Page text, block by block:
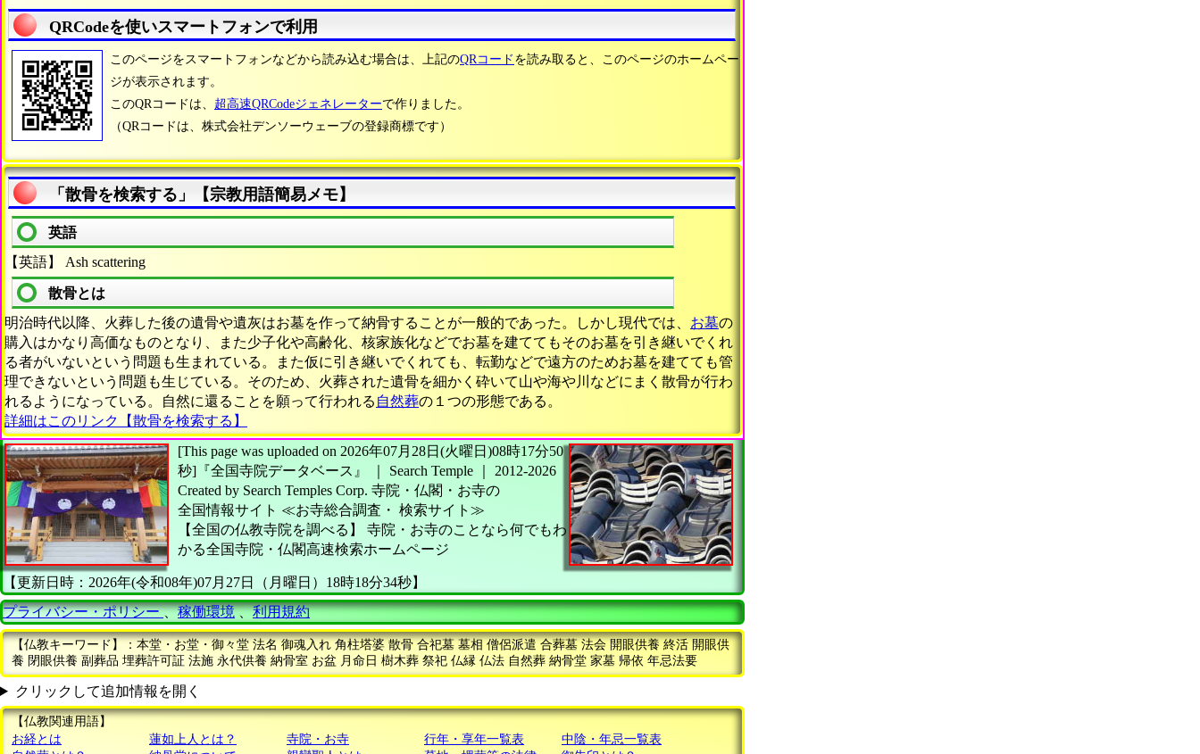
QRCodeを使いスマートフォンで利用
このページをスマートフォンなどから読み込む場合は、上記のQRコード を読み取ると、このページのホームペー
ジが表示されます。
このQRコードは、 超高速QRCodeジェネレーターで作りました。
（QRコードは、株式会社デンソーウェーブの登録商標です）
「散骨を検索する」【宗教用語簡易メモ】
英語
【英語】 Ash scattering
散骨とは
明治時代以降、火葬した後の遺骨や遺灰はお墓を作って納骨することが一般的であった。しかし現代では、 お墓の
購入はかなり高価なものとなり、また少子化や高齢化、核家族化などでお墓を建ててもそのお墓を引き継いでくれ
る者がいないという問題も生まれている。また仮に引き継いでくれても、転勤などで遠方のためお墓を建てても管
理できないという問題も生じている。そのため、火葬された遺骨を細かく砕いて山や海や川などにまく散骨が行わ
れるようになっている。自然に還ることを願って行われる 自然葬の１つの形態である。
詳細はこのリンク【散骨を検索する】
[This page was uploaded on 2026年07月28日(火曜日)08時17分50
秒] 『全国寺院データベース』 ｜ Search Temple
2012-2026
Created by Search Temples Corp. 寺院・仏閣・お寺の
全国情報サイト ≪お寺総合調査・ 検索サイト≫
【全国の仏教寺院を調べる】
寺院・お寺のことなら何でもわ
かる全国寺院・仏閣高速検索ホームページ
【更新日時：2026年(令和08年)07月27日（月曜日）18時18分34秒】
プライバシー・ポリシー、稼働環境、利用規約
【仏教キーワード】：本堂・お堂・御々堂 法名 御魂入れ 角柱塔婆 散骨 合祀墓 墓相 僧侶派遣 合葬墓 法会 開眼供養 終活 開眼供
養 閉眼供養 副葬品 埋葬許可証 法施 永代供養 納骨室 お盆 月命日 樹木葬 祭祀 仏縁 仏法 自然葬 納骨堂 家墓 帰依 年忌法要
クリックして追加情報を開く
【仏教関連用語】
お経とは
蓮如上人とは？ 寺院・お寺 行年・享年一覧表
中陰・年忌一覧表